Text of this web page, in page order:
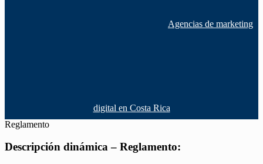
Agencias de marketing
digital en Costa Rica
Reglamento
Descripción dinámica – Reglamento: